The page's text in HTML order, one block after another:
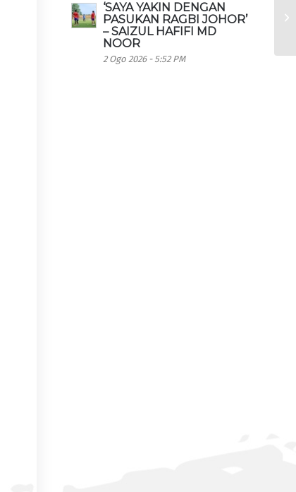
‘SAYA YAKIN DENGAN
PASUKAN RAGBI JOHOR’
– SAIZUL HAFIFI MD
NOOR
2 Ogo 2026 - 5:52 PM